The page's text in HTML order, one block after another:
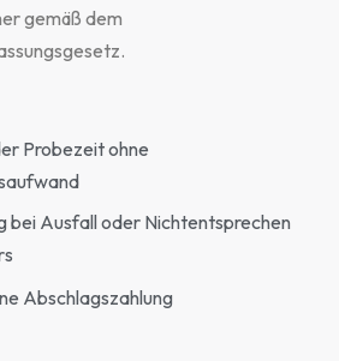
gemäß dem
Probezeit ohne
bei Ausfall oder Nichtentsprechen
Abschlagszahlung